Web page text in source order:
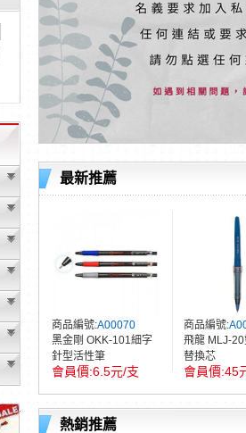
不及發現短缺，遂待客服人員跟您確認訂單
單價皆為“未稅價格”；本公司保有是否接單出
最新推薦
商品編號:A00070
黑金剛 OKK-101細字
針型活性筆
6.5元/支
商品編號:
飛龍 MLJ-
替換芯
45
熱銷推薦